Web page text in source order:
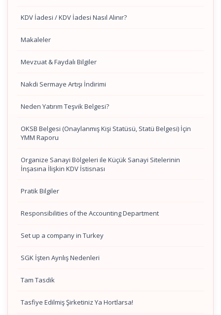
KDV İadesi / KDV İadesi Nasıl Alınır?
Makaleler
Mevzuat & Faydalı Bilgiler
Nakdi Sermaye Artışı İndirimi
Neden Yatırım Teşvik Belgesi?
OKSB Belgesi (Onaylanmış Kişi Statüsü, Statü Belgesi) İçin
YMM Raporu
Organize Sanayi Bölgeleri ile Küçük Sanayi Sitelerinin
İnşasına İlişkin KDV İstisnası
Pratik Bilgiler
Responsibilities of the Accounting Department
Set up a company in Turkey
SGK İşten Ayrılış Nedenleri
Tam Tasdik
Tasfiye Edilmiş Şirketiniz Ya Hortlarsa!